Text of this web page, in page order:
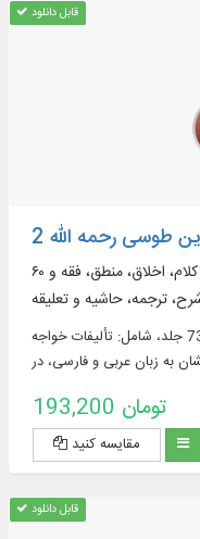
قابل دانلود
طوسی رحمه الله 2
۶۰ عنوان رساله و كتاب در موضوعات حکمت، کلام، اخلاق، منطق، فقه و
متن كامل 60 عنوان رساله و كتاب در 73 جلد، شامل: تألیفات خواجه
به زبان عربی و فارسی، در
193,200 تومان
مقایسه کنید
قابل دانلود